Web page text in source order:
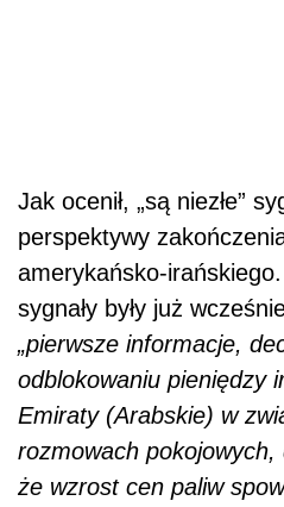
Jak ocenił, „są niezłe”
perspektywy
amerykańsko-
sygnały były już
„pierwsze informacje,
odblokowaniu pieniędzy
Emiraty (Arabskie) w
rozmowach
że wzrost cen paliw